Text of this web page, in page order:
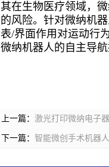
其在生物医疗领域，
的风险。针对微纳机
表/界面作用对运动行
微纳机器人的自主导航
上一篇： 激光打印微纳电子
下一篇： 智能微创手术机器